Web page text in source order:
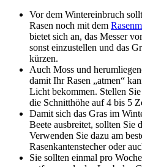
Vor dem Wintereinbruch
Rasen noch mit dem
bietet sich an, das Messer
sonst einzustellen und das
kürzen.
Auch Moss und
damit Ihr Rasen „atmen“
Licht bekommen. Stellen
die Schnitthöhe auf 4 bis 5
Damit sich das Gras im
Beete ausbreitet, sollten Sie
Verwenden Sie dazu am
Rasenkantenstecher oder
Sie sollten einmal pro